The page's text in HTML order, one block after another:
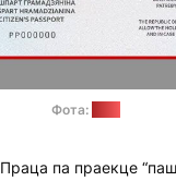
Фота:
Праца па праекце